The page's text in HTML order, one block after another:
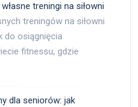
treningi na siłowni
treningów na siłowni
do osiągnięcia
fitnessu, gdzie
dla seniorów: jak